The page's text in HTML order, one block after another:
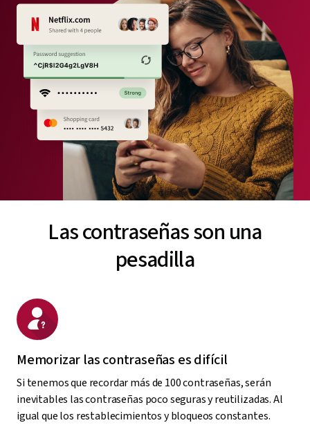
Las contraseñas son una
pesadilla
Memorizar las contraseñas es difícil
Si tenemos que recordar más de 100 contraseñas, serán
inevitables las contraseñas poco seguras y reutilizadas. Al
igual que los restablecimientos y bloqueos constantes.